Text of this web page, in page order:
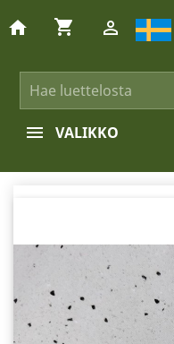
home shopping_cart 
VALIKKO